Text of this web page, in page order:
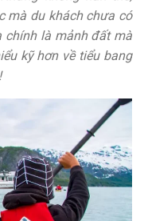
mà du khách chưa có
chính là mảnh đất mà
kỹ hơn về tiểu bang